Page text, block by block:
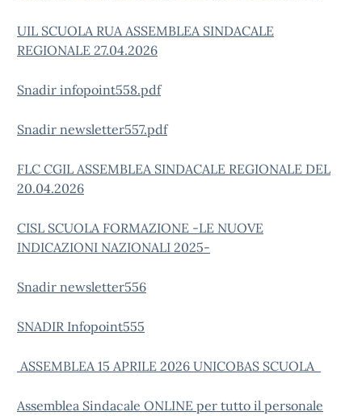
UIL SCUOLA RUA ASSEMBLEA SINDACALE
REGIONALE 27.04.2026
Snadir infopoint558.pdf
Snadir newsletter557.pdf
FLC CGIL ASSEMBLEA SINDACALE REGIONALE DEL
20.04.2026
CISL SCUOLA FORMAZIONE -LE NUOVE
INDICAZIONI NAZIONALI 2025-
Snadir newsletter556
SNADIR Infopoint555
ASSEMBLEA 15 APRILE 2026 UNICOBAS SCUOLA
Assemblea Sindacale ONLINE per tutto il personale